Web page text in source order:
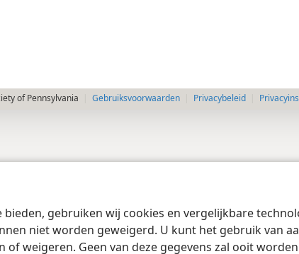
gebruiken wij cookies en vergelijkbare
niet worden geweigerd. U kunt het gebruik van
weigeren. Geen van deze gegevens zal ooit
of Pennsylvania Gebruiksvoorwaarden Privacybeleid